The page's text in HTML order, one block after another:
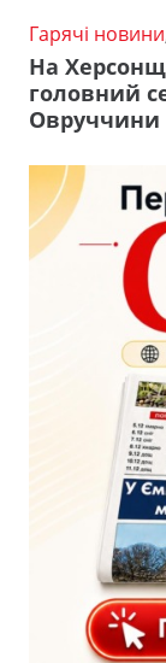
Гарячі новини
На
головний
Овруччини